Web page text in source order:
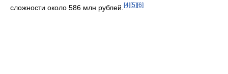
сложности около 586 млн рублей. [4][5][6]